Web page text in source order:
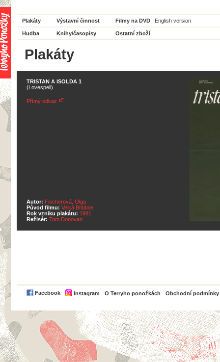
Plakáty Výstavní činnost Filmy na DVD English version
Hudba Knihy/časopisy Ostatní zboží
Plakáty
TRISTAN A ISOLDA 1
(Lovespell)
Přímý odkaz
Autor: Fischerová, Olga
Původ filmu: Velká Británie
Rok vzniku plakátu: 1981
Režisér: Tom Donovan
Facebook Instagram O Terryho ponožkách Obchodní podmínky
PayPal